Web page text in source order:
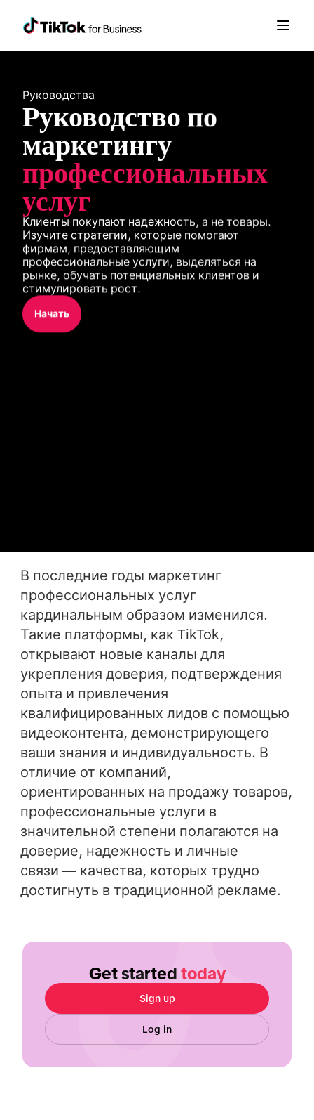
Руководства
Руководство по
профессиональных
услуг
Клиенты покупают надежность, а не товары.
Изучите стратегии, которые помогают
фирмам, предоставляющим
профессиональные услуги, выделяться на
рынке, обучать потенциальных клиентов и
стимулировать рост.
Начать
В последние годы маркетинг
профессиональных услуг
кардинальным образом изменился.
Такие платформы, как TikTok,
открывают новые каналы для
укрепления доверия, подтверждения
опыта и привлечения
квалифицированных лидов с помощью
видеоконтента, демонстрирующего
ваши знания и индивидуальность. В
отличие от компаний,
ориентированных на продажу товаров,
профессиональные услуги в
значительной степени полагаются на
доверие, надежность и личные
связи — качества, которых трудно
достигнуть в традиционной рекламе.
Get started today
Sign up
Log in